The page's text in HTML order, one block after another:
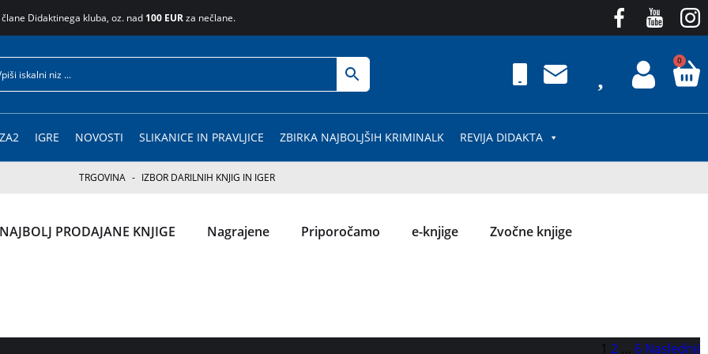
Didaktinega kluba, oz. nad 100 EURza nečlane.
0
IGRE NOVOSTI SLIKANICE IN PRAVLJICE ZBIRKA NAJBOLJŠIH KRIMINALK REVIJA DIDAKTA
TRGOVINA - IZBOR DARILNIH KNJIG IN IGER
NAJBOLJ PRODAJANE KNJIGE Nagrajene Priporočamo e-knjige Zvočne knjige
1 2 … 6 Naslednji